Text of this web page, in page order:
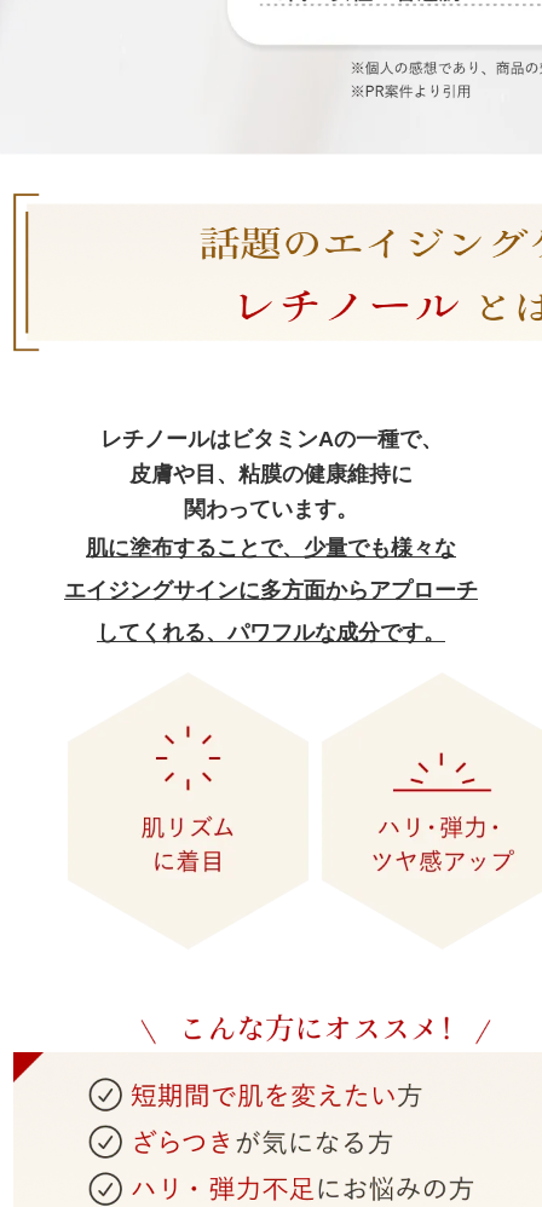
レチノールはビタミンAの一種で、
皮膚や目、粘膜の健康維持に
関わっています。
肌に塗布することで、少量でも様々な
エイジングサインに多方面からアプローチ
してくれる、パワフルな成分です。